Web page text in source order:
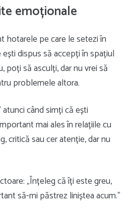
emoționale
hotarele pe care le setezi în
dispus să accepți în spațiul
poți să asculți, dar nu vrei să
problemele altora.
când simți că ești
mai ales în relațiile cu
critică sau cer atenție, dar nu
„Înțeleg că îți este greu,
să-mi păstrez liniștea acum.”